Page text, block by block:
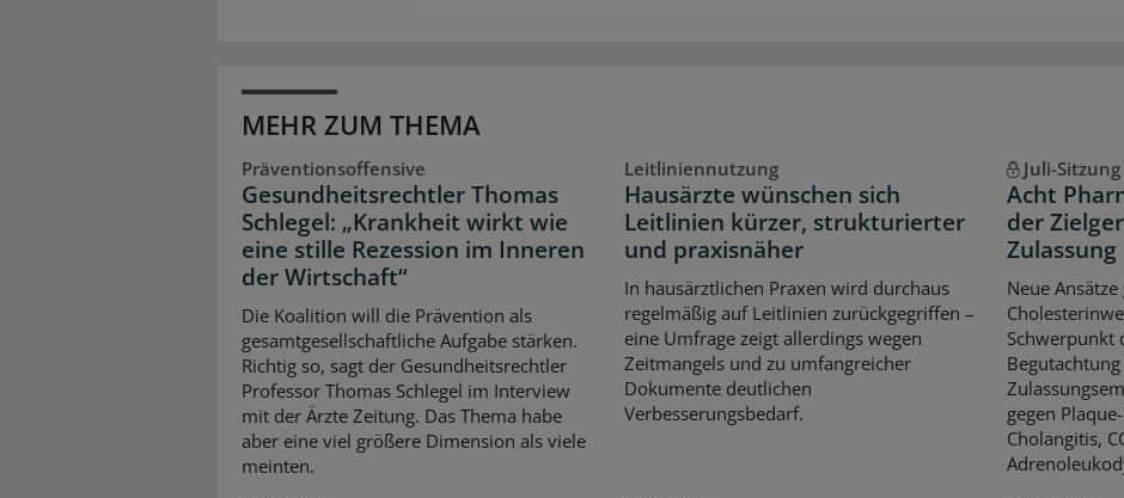
MEHR ZUM THEMA
Präventionsoffensive
Gesundheitsrechtler Thomas
Schlegel: „Krankheit wirkt wie
eine stille Rezession im Inneren
der Wirtschaft“
Die Koalition will die Prävention als
gesamtgesellschaftliche Aufgabe stärken.
Richtig so, sagt der Gesundheitsrechtler
Professor Thomas Schlegel im Interview
mit der Ärzte Zeitung. Das Thema habe
aber eine viel größere Dimension als viele
meinten.
Leitliniennutzung
Hausärzte wünschen sich
Leitlinien kürzer, strukturierter
und praxisnäher
In hausärztlichen Praxen wird durchaus
regelmäßig auf Leitlinien zurückgegriffen –
eine Umfrage zeigt allerdings wegen
Zeitmangels und zu umfangreicher
Dokumente deutlichen
Verbesserungsbedarf.
Juli-
Acht
der
Zulassung
Neue
Schwerpunkt
gegen
Cholangitis,